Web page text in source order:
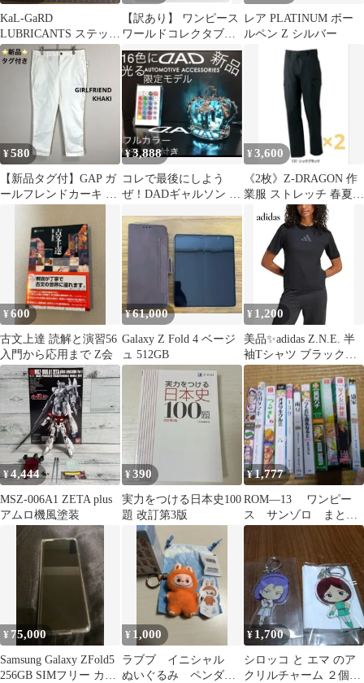
KaL-GaRD
LUBRICANTS ステッカ
ー当時物
【訳あり】 ワンピース
ワールドコレクタブ
ル ドレスローザ 藤
虎 黄猿 箱おまけ
レア PLATINUM ボー
ルペン Z シルバー
¥580
【新品タグ付】GAP ガ
ールフレンドカーキ ホ
ス 大きめ
¥3,888
コレで最後にしよう
ぜ！DADギャルソン 16
リモコン付き
¥3,600
《2枚》Z-DRAGON 作
業服 ストレッチ 春夏用
カーゴパンツ
¥600
古文上達 読解と演習56
入門から応用まで Z会
¥61,000
Galaxy Z Fold 4 ベージ
ュ 512GB
¥ 1,200
美品✨️adidas Z.N.E. 半
袖Tシャツ ブラック
XS スポーツ
¥4,444
MSZ-006A1 ZETA plus
アムロ機風塗装
¥390
実力をつける日本史100
題 改訂第3版
¥1,777
ROM―13 ワンピー
ス サンゾロ まと
め セット 同人 つ
¥ 75,000
Samsung Galaxy ZFold5
256GB SIMフリー カバ
¥ 1,000
ラブブ イニシャル
ぬいぐるみ ペンダン
¥ 1,700
シロッコ と エマ のア
クリルチャーム ２個セ